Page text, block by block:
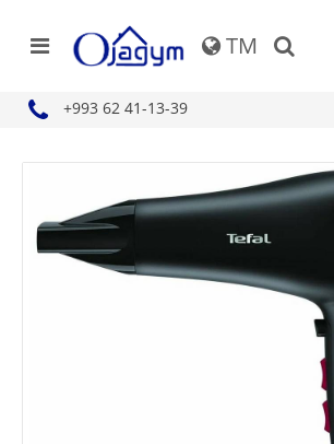
TM
+993 62 41-13-39